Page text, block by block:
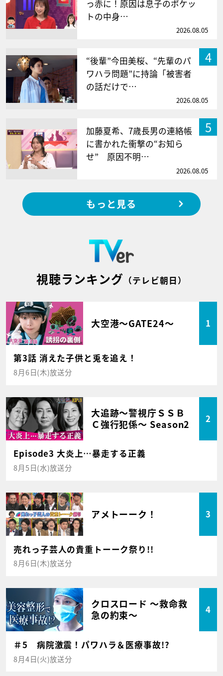
っ赤に！原因は息子のポケッ
トの中身…
2026.08.05
4
“後輩”今田美桜、“先輩のパ
ワハラ問題”に持論「被害者
の話だけで…
2026.08.05
5
加藤夏希、7歳長男の連絡帳
に書かれた衝撃の“お知ら
せ” 原因不明…
2026.08.05
もっと見る
視聴ランキング （テレビ朝日）
大空港～GATE24～ 1
第3話 消えた子供と兎を追え！
8月6日(木)放送分
大追跡～警視庁ＳＳＢ
Ｃ強行犯係～ Season2
2
Episode3 大炎上…暴走する正義
8月5日(水)放送分
アメトーーク！ 3
売れっ子芸人の貴重トーーク祭り!!
8月6日(木)放送分
クロスロード ～救命救
急の約束～
4
＃5 病院激震！パワハラ＆医療事故!?
8月4日(火)放送分